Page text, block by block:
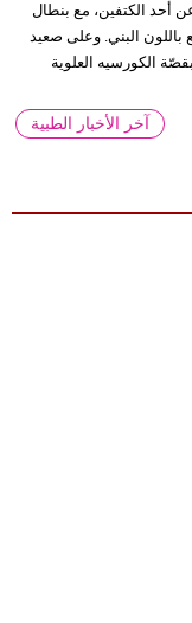
أحد الكتفين، مع بنطال
البني. وعلى صعيد
الكورسيه العلوية
آخر الأخبار الطبية